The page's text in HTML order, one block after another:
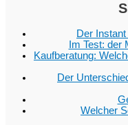
Der
Im Test:
Kaufberatung:
Der
Welcher